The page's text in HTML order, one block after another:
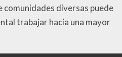
comunidades diversas puede
trabajar hacia una mayor